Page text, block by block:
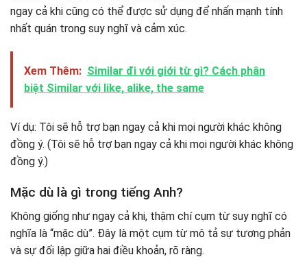
ngay cả khi cũng có thể được sử dụng để nhấn mạnh tính
nhất quán trong suy nghĩ và cảm xúc.
Xem Thêm: Similar đi với giới từ gì? Cách phân
biệt Similar với like, alike, the same
Ví dụ: Tôi sẽ hỗ trợ bạn ngay cả khi mọi người khác không
đồng ý. (Tôi sẽ hỗ trợ bạn ngay cả khi mọi người khác không
đồng ý.)
Mặc dù là gì trong tiếng Anh?
Không giống như ngay cả khi, thậm chí cụm từ suy nghĩ có
nghĩa là “mặc dù”. Đây là một cụm từ mô tả sự tương phản
và sự đối lập giữa hai điều khoản, rõ ràng.